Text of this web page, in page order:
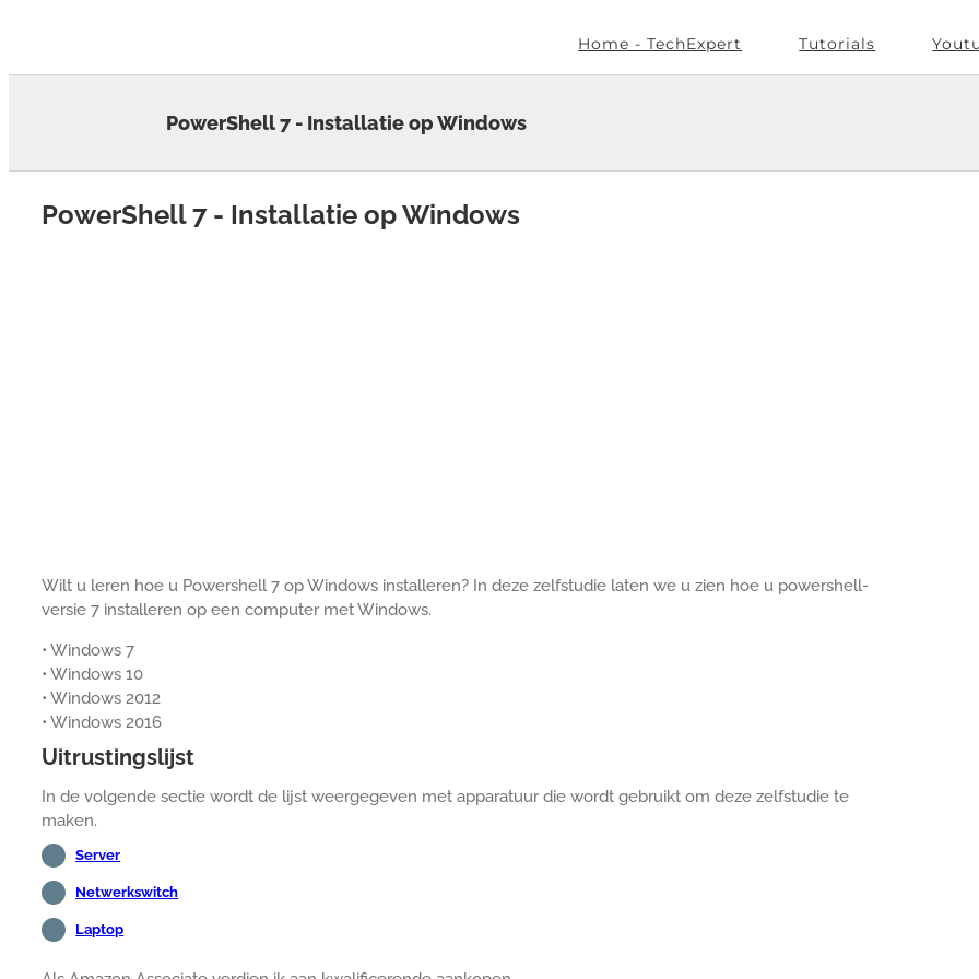
Home - TechExpert Tutorials
PowerShell 7 - Installatie op Windows
PowerShell 7 - Installatie op Windows
Wilt u leren hoe u Powershell 7 op Windows installeren? In deze zelfstudie laten we u zien hoe u powershell-
versie 7 installeren op een computer met Windows.
• Windows 7
• Windows 10
• Windows 2012
• Windows 2016
Uitrustingslijst
In de volgende sectie wordt de lijst weergegeven met apparatuur die wordt gebruikt om deze zelfstudie te
maken.
Server
Netwerkswitch
Laptop